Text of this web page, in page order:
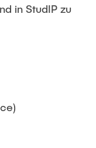
in StudIP zu